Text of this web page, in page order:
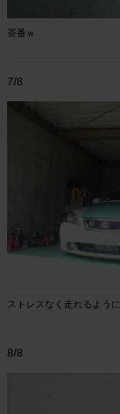
茶番ｗ
7/8
ストレスなく走れるように
8/8